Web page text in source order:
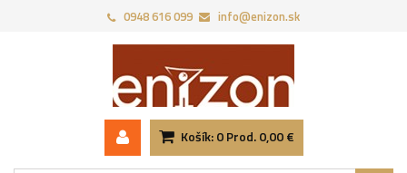
0948 616 099 info@enizon.sk
Košík: 0 Prod. 0,00 €